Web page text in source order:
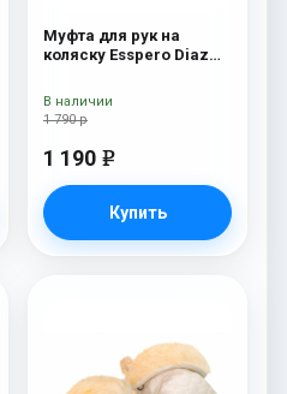
Муфта для рук на
коляску Esspero Diaz
Chocolat
1 790 р
1 190 e
Купить
В наличии